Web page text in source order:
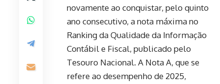
novamente ao conquistar, pelo quinto
ano consecutivo, a nota máxima no
Ranking da Qualidade da Informação
Contábil e Fiscal, publicado pelo
Tesouro Nacional. A Nota A, que se
refere ao desempenho de 2025,